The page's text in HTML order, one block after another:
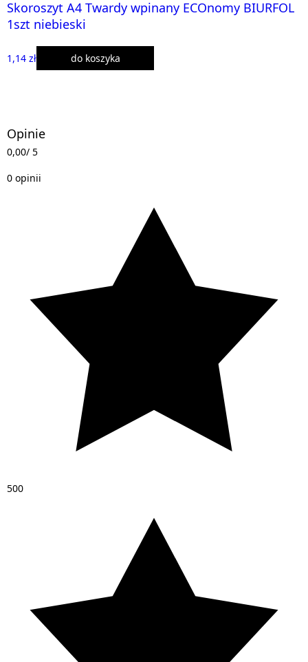
Skoroszyt A4 Twardy wpinany ECOnomy BIURFOL
1szt niebieski
1,14 zł do koszyka
Opinie
0,00/ 5
0 opinii
500